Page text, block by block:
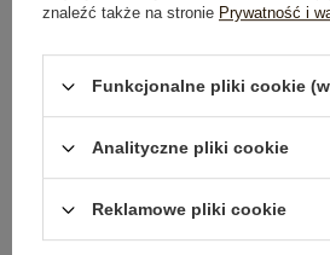
Wysyłka wponiedziałek
OPIS PRODUKTU
znaleźć także na stronie Prywatność i
Funkcjonalne pliki cookie
Analityczne pliki cookie
Reklamowe pliki cookie